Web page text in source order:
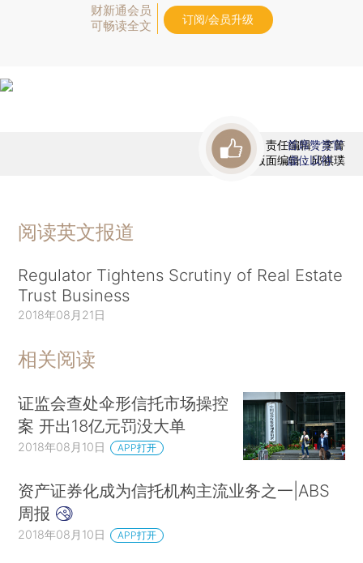
财新通会员
可畅读全文
订阅/会员升级
责任编辑：李箐
版面编辑：邱祺璞
首席赞赏官
虚位以待
阅读英文报道
Regulator Tightens Scrutiny of Real Estate
Trust Business
2018年08月21日
相关阅读
证监会查处伞形信托市场操控
案 开出18亿元罚没大单
2018年08月10日 APP打开
资产证券化成为信托机构主流业务之一|ABS
周报
2018年08月10日 APP打开